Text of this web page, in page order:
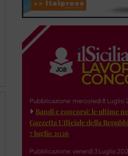
Pubblicazione: mercoledì 8 Luglio
Bandi e concorsi: le ultime
Gazzetta Ufficiale della
7 luglio 2026
Pubblicazione: venerdì 3 Luglio